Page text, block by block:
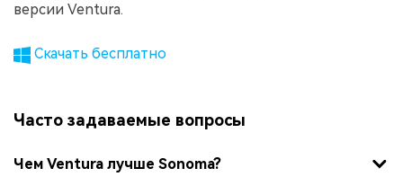
версии Ventura.
Скачать бесплатно
Часто задаваемые вопросы
Чем Ventura лучше Sonoma?